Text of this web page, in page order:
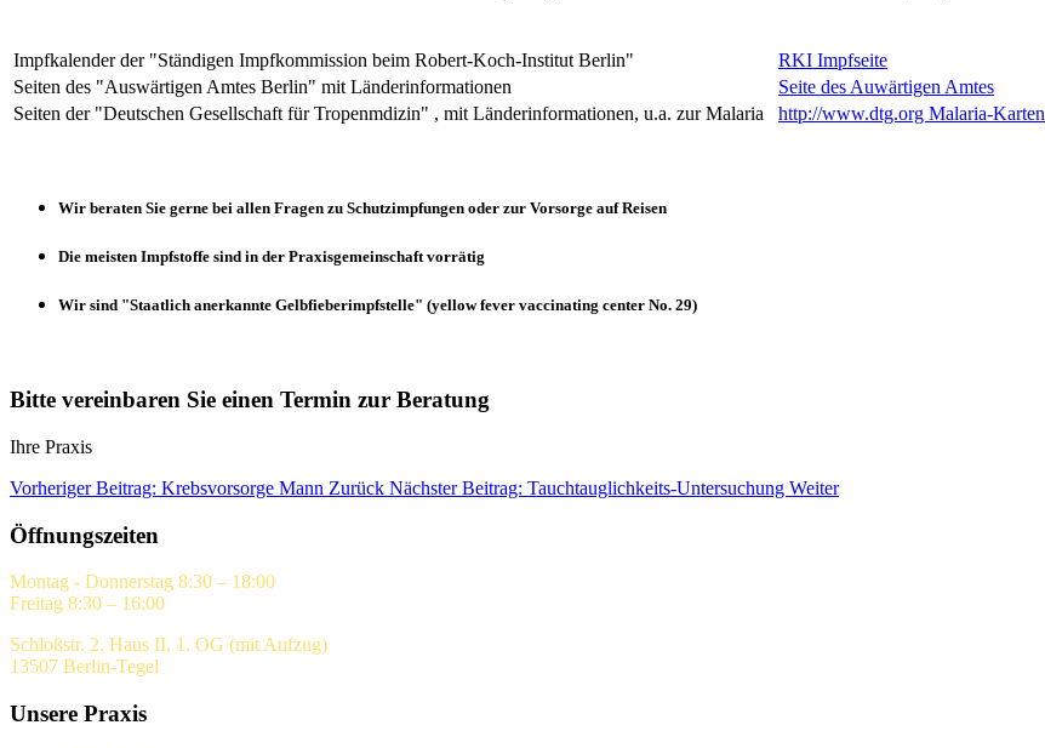
Impfkalender der "Ständigen Impfkommission beim Robert-Koch-Institut Berlin"
RKI Impfseite
Seiten des "Auswärtigen Amtes Berlin" mit Länderinformationen
Seite des Auwärtigen Amtes
Seiten der "Deutschen Gesellschaft für Tropenmdizin" , mit Länderinformationen, u.a. zur Malaria
http://www.dtg.org Malaria-Karten
Wir beraten Sie gerne bei allen Fragen zu Schutzimpfungen oder zur Vorsorge auf Reisen
Die meisten Impfstoffe sind in der Praxisgemeinschaft vorrätig
Wir sind "Staatlich anerkannte Gelbfieberimpfstelle" (yellow fever vaccinating center No. 29)
Bitte vereinbaren Sie einen Termin zur Beratung
Ihre Praxis
Vorheriger Beitrag: Krebsvorsorge Mann Zurück Nächster Beitrag: Tauchtauglichkeits-Untersuchung Weiter
Öffnungszeiten
Montag - Donnerstag 8:30 – 18:00
Freitag 8:30 – 16:00
Schloßstr. 2, Haus II, 1. OG (mit Aufzug)
13507 Berlin-Tegel
Unsere Praxis